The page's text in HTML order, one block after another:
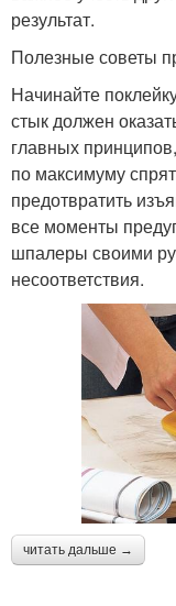
результат.
Полезные советы
Начинайте
стык должен
главных
по максимуму
предотвратить
все моменты
шпалеры своими
несоответствия.
читать дальше →